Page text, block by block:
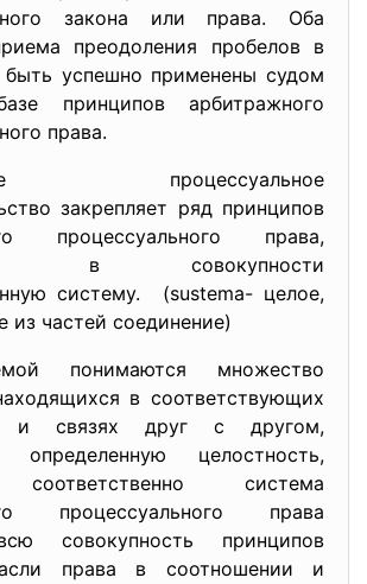
закона или права. Оба
преодоления пробелов в
быть успешно применены судом
принципов арбитражного
права.
процессуальное
закрепляет ряд принципов
процессуального права,
в совокупности
систему. (sustema- целое,
из частей соединение)
понимаются множество
в соответствующих
и связях друг с другом,
определенную целостность,
соответственно система
процессуального права
совокупность принципов
права в соотношении и